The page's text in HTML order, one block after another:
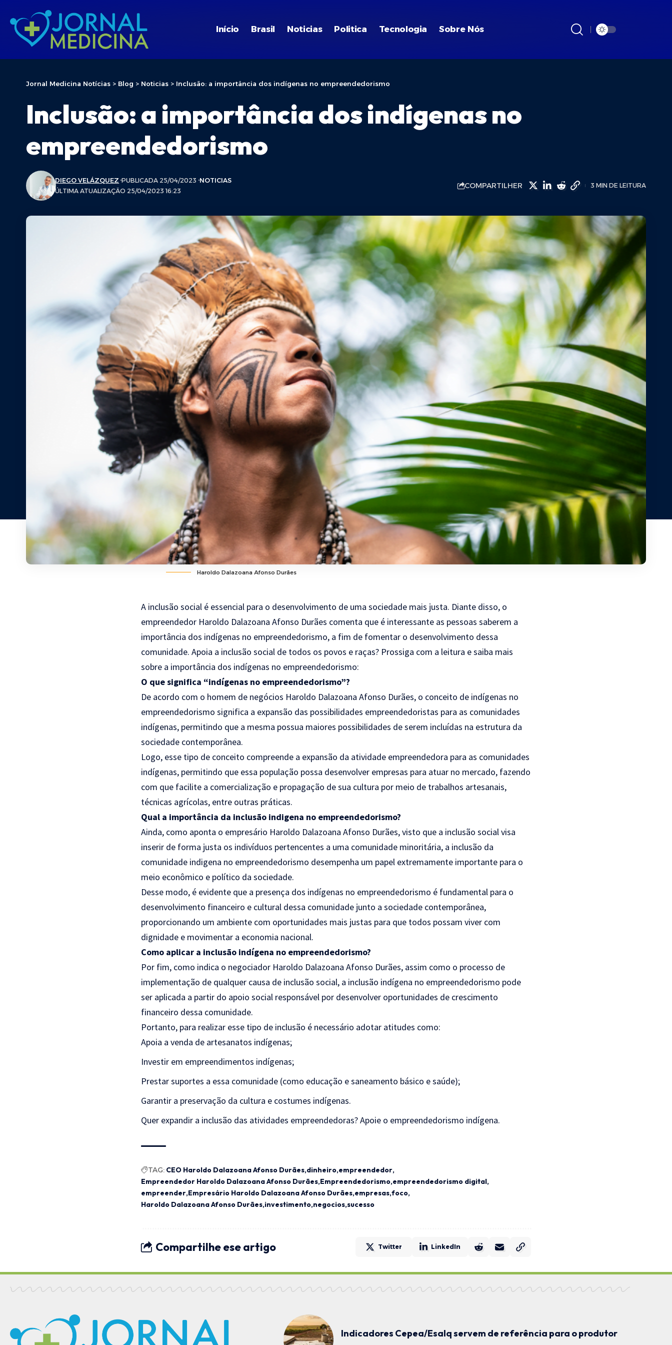
Início Brasil Noticias Politica Tecnologia Sobre Nós
Jornal Medicina Notícias > Blog > Noticias > Inclusão: a importância dos indígenas no empreendedorismo
Inclusão: a importância dos indígenas no
empreendedorismo
ÚLTIMA ATUALIZAÇÃO 25/04/2023 16:23
DIEGO VELÁZQUEZ PUBLICADA 25/04/2023 NOTICIAS
COMPARTILHER 3 MIN DE LEITURA
Haroldo Dalazoana Afonso Durães
A inclusão social é essencial para o desenvolvimento de uma sociedade mais justa. Diante disso, o
empreendedor Haroldo Dalazoana Afonso Durães comenta que é interessante as pessoas saberem a
importância dos indígenas no empreendedorismo, a fim de fomentar o desenvolvimento dessa
comunidade. Apoia a inclusão social de todos os povos e raças? Prossiga com a leitura e saiba mais
sobre a importância dos indígenas no empreendedorismo:
O que significa “indígenas no empreendedorismo”?
De acordo com o homem de negócios Haroldo Dalazoana Afonso Durães, o conceito de indígenas no
empreendedorismo significa a expansão das possibilidades empreendedoristas para as comunidades
indígenas, permitindo que a mesma possua maiores possibilidades de serem incluídas na estrutura da
sociedade contemporânea.
Logo, esse tipo de conceito compreende a expansão da atividade empreendedora para as comunidades
indígenas, permitindo que essa população possa desenvolver empresas para atuar no mercado, fazendo
com que facilite a comercialização e propagação de sua cultura por meio de trabalhos artesanais,
técnicas agrícolas, entre outras práticas.
Qual a importância da inclusão indigena no empreendedorismo?
Ainda, como aponta o empresário Haroldo Dalazoana Afonso Durães, visto que a inclusão social visa
inserir de forma justa os indivíduos pertencentes a uma comunidade minoritária, a inclusão da
comunidade indigena no empreendedorismo desempenha um papel extremamente importante para o
meio econômico e político da sociedade.
Desse modo, é evidente que a presença dos indígenas no empreendedorismo é fundamental para o
desenvolvimento financeiro e cultural dessa comunidade junto a sociedade contemporânea,
proporcionando um ambiente com oportunidades mais justas para que todos possam viver com
dignidade e movimentar a economia nacional.
Como aplicar a inclusão indígena no empreendedorismo?
Por fim, como indica o negociador Haroldo Dalazoana Afonso Durães, assim como o processo de
implementação de qualquer causa de inclusão social, a inclusão indígena no empreendedorismo pode
ser aplicada a partir do apoio social responsável por desenvolver oportunidades de crescimento
financeiro dessa comunidade.
Portanto, para realizar esse tipo de inclusão é necessário adotar atitudes como:
Apoia a venda de artesanatos indígenas;
Investir em empreendimentos indígenas;
Prestar suportes a essa comunidade (como educação e saneamento básico e saúde);
Garantir a preservação da cultura e costumes indígenas.
Quer expandir a inclusão das atividades empreendedoras? Apoie o empreendedorismo indígena.
TAG: CEO Haroldo Dalazoana Afonso Durães dinheiro empreendedor
Empreendedor Haroldo Dalazoana Afonso Durães Empreendedorismo empreendedorismo digital
empreender Empresário Haroldo Dalazoana Afonso Durães empresas foco
Haroldo Dalazoana Afonso Durães investimento negocios sucesso
Compartilhe ese artigo Twitter LinkedIn
Indicadores Cepea/Esalq servem de referência para o produtor